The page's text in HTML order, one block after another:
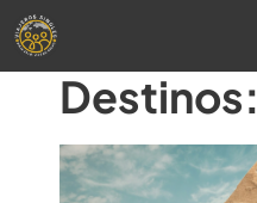
Saltar
contenidoDestinos: